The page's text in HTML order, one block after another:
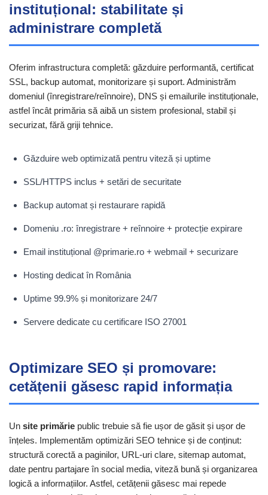
instituțional: stabilitate și
administrare completă
Oferim infrastructura completă: găzduire performantă, certificat
SSL, backup automat, monitorizare și suport. Administrăm
domeniul (înregistrare/reînnoire), DNS și emailurile instituționale,
astfel încât primăria să aibă un sistem profesional, stabil și
securizat, fără griji tehnice.
Găzduire web optimizată pentru viteză și uptime
SSL/HTTPS inclus + setări de securitate
Backup automat și restaurare rapidă
Domeniu .ro: înregistrare + reînnoire + protecție expirare
Email instituțional @primarie.ro + webmail + securizare
Hosting dedicat în România
Uptime 99.9% și monitorizare 24/7
Servere dedicate cu certificare ISO 27001
Optimizare SEO și promovare:
cetățenii găsesc rapid informația
Un site primărie public trebuie să fie ușor de găsit și ușor de
înțeles. Implementăm optimizări SEO tehnice și de conținut:
structură corectă a paginilor, URL-uri clare, sitemap automat,
date pentru partajare în social media, viteză bună și organizarea
logică a informațiilor. Astfel, cetățenii găsesc mai repede